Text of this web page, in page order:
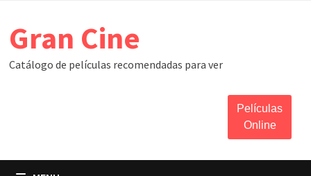
content
Gran Cine
Catálogo de películas recomendadas para ver
Películas
Online